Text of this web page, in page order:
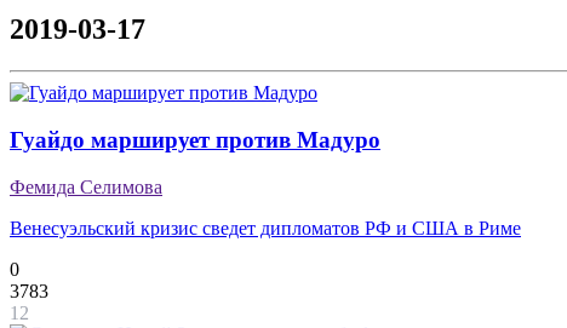
2019-03-17
Гуайдо марширует против Мадуро
Фемида Селимова
Венесуэльский кризис сведет дипломатов РФ и США в Риме
0
3783
12